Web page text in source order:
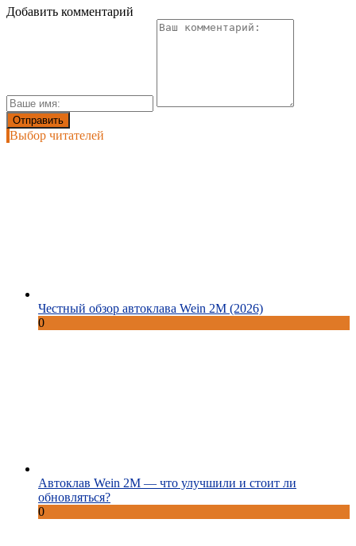
Добавить комментарий
Выбор читателей
Честный обзор автоклава Wein 2M (2026)
0
Автоклав Wein 2M — что улучшили и стоит ли
обновляться?
0